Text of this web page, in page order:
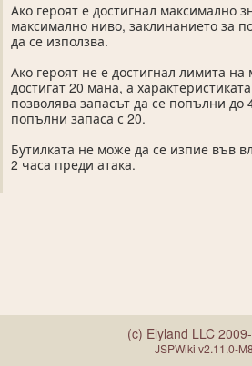
Ако героят е достигнал максимално
максимално ниво, заклинанието за
да се използва.
Ако героят не е достигнал лимита
достигат 20 мана, а
позволява запасът да се попълни до
попълни запаса с 20.
Бутилката не може да се изпие във
2 часа преди атака.
(c) Elyland LLC
JSPWiki v2.11.0-